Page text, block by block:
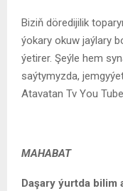
Biziň döredijilik
ýokary okuw jaýlary
ýetirer. Şeýle hem
saýtymyzda,
Atavatan Tv You
MAHABAT
Daşary ýurtda